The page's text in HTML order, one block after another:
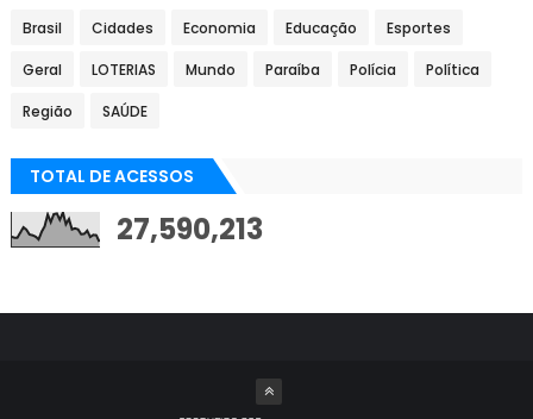
Brasil Cidades Economia Educação Esportes
Geral LOTERIAS Mundo Paraíba Polícia Política
Região SAÚDE
TOTAL DE ACESSOS
27,590,213